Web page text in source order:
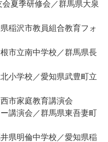
夏季研修会／群馬県大泉
稲沢市教員組合教育フォ
市立南中学校／群馬県長
小学校／愛知県武豊町立
市家庭教育講演会
講演会／群馬県東吾妻町
県明倫中学校／愛知県稲